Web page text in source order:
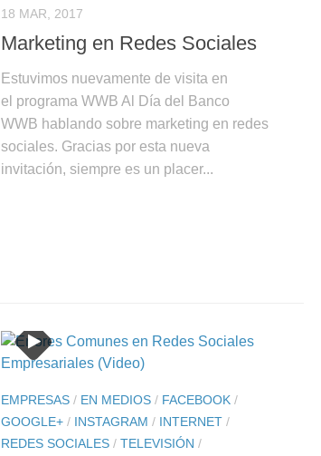
18 MAR, 2017
Marketing en Redes Sociales
Estuvimos nuevamente de visita en
el programa WWB Al Día del Banco
WWB hablando sobre marketing en redes
sociales. Gracias por esta nueva
invitación, siempre es un placer...
EMPRESAS / EN MEDIOS / FACEBOOK /
GOOGLE+ / INSTAGRAM / INTERNET /
REDES SOCIALES / TELEVISIÓN /